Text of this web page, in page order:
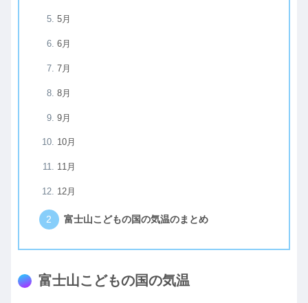
5月
6月
7月
8月
9月
10月
11月
12月
富士山こどもの国の気温のまとめ
富士山こどもの国の気温